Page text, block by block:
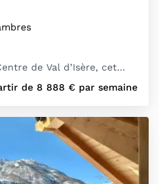
de Val d’Isère, cet…
de 8 888 € par semaine